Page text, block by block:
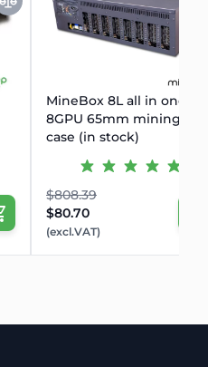
MineBox 8L all in one
8GPU 65mm mining rig
case (in stock)
$808.39
$80.70
(excl.VAT)